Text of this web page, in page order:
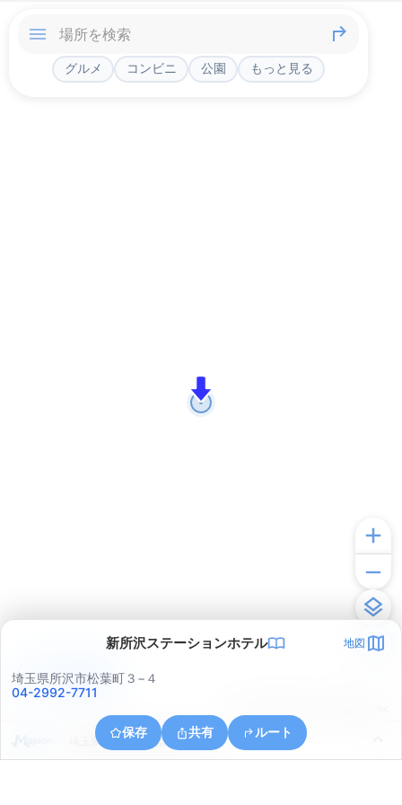
グルメ コンビニ 公園 もっと見る
新所沢ステーションホテル 地図
埼玉県所沢市松葉町３−４
04-2992-7711
保存 共有 ルート
埼玉県所沢市小手指南６丁目５
アプリで見る